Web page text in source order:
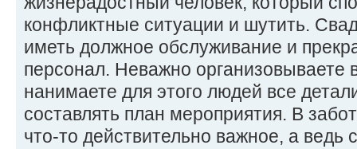
конфликтные ситуации и шутить.
иметь должное обслуживание и
персонал. Неважно организовываете
нанимаете для этого людей все
составлять план мероприятия. В
что-то действительно важное, а ведь